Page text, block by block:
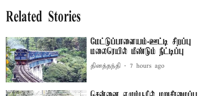
Related Stories
மேட்டுப்பாளையம்-ஊட்டி சிறப்பு
மலைரெயில் மீண்டும் நீட்டிப்பு
தினத்தந்தி 7 hours ago